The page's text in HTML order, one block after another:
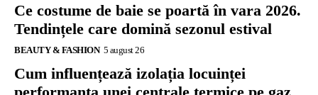
Ce costume de baie se poartă în vara 2026.
Tendințele care domină sezonul estival
BEAUTY & FASHION 5 august 26
Cum influențează izolația locuinței